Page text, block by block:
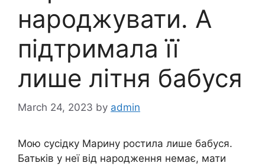
народжувати. А
підтримала її
лише літня бабуся
March 24, 2023 by admin
Мою сусідку Марину ростила лише бабуся.
Батьків у неї від народження немає, мати